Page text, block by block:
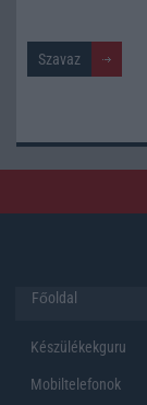
Főoldal
Készülékekguru
Mobiltelefonok